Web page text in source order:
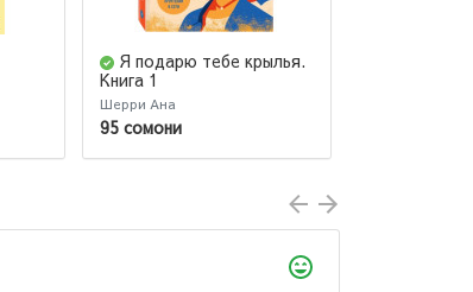
Я подарю тебе крылья.
Книга 1
Шерри Ана
95 сомони